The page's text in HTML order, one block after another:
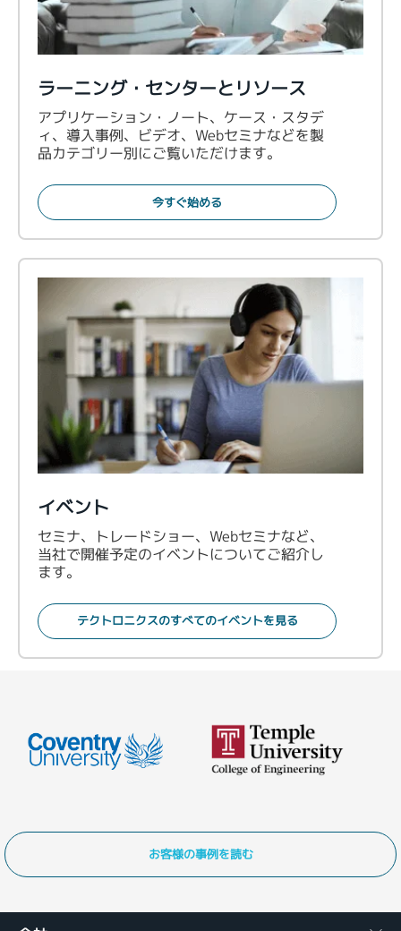
ラーニング・センターとリソース
アプリケーション・ノート、ケース・スタデ
ィ、導入事例、ビデオ、Webセミナなどを製
品カテゴリー別にご覧いただけます。
今すぐ始める
イベント
セミナ、トレードショー、Webセミナなど、
当社で開催予定のイベントについてご紹介し
ます。
テクトロニクスのすべてのイベントを見る
お客様の事例を読む